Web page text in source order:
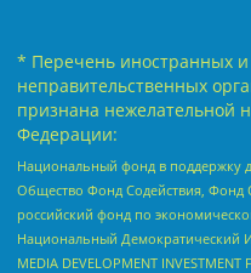
* Перечень иностранных
неправительственных
признана нежелательной
Федерации:
Национальный фонд в поддержку
Общество Фонд Содействия, Фонд
российский фонд по
Национальный Демократический
MEDIA DEVELOPMENT